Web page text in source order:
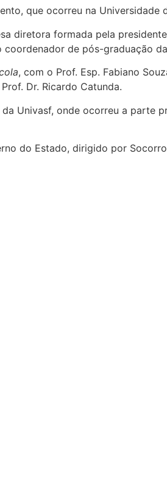
que ocorreu na Universidade
diretora formada pela
de pós-graduação
, com o Prof. Esp. Fabiano
Dr. Ricardo Catunda.
Univasf, onde ocorreu a parte
do Estado, dirigido por